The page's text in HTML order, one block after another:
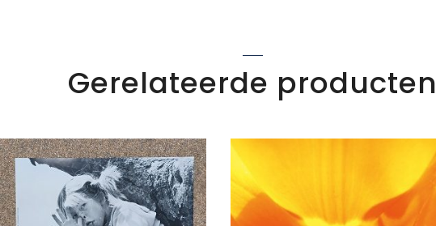
Gerelateerde producten